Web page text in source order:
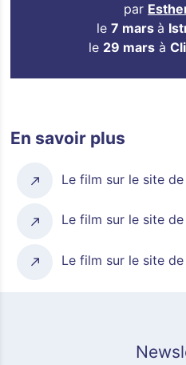
par
le 7 mars à
le 29 marsà
En savoir plus
Le film sur le site
Le film sur le site de
Le film sur le site